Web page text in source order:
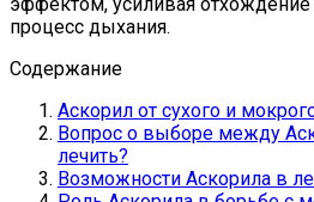
процесс дыхания.
Содержание
Аскорил от сухого и
Вопрос о выборе между
лечить?
Возможности Аскорила в